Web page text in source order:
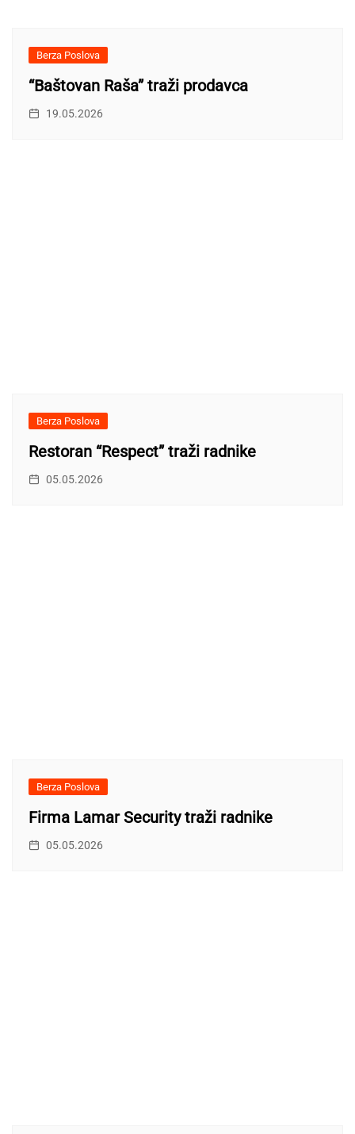
Berza Poslova
“Baštovan Raša” traži prodavca
19.05.2026
Berza Poslova
Restoran “Respect” traži radnike
05.05.2026
Berza Poslova
Firma Lamar Security traži radnike
05.05.2026